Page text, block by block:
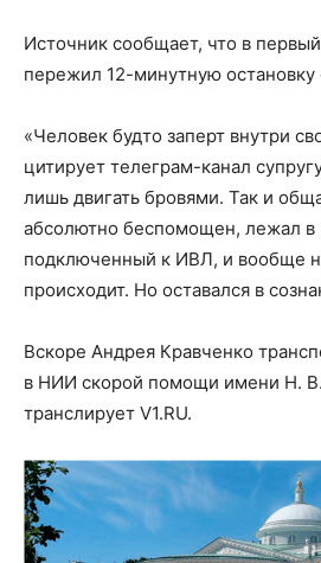
Источник сообщает, что в
пережил 12-минутную остановку
«Человек будто заперт внутри
цитирует телеграм-канал
лишь двигать бровями. Так и
абсолютно беспомощен, лежал в
подключенный к ИВЛ, и вообще
происходит. Но оставался в
Вскоре Андрея Кравченко
в НИИ скорой помощи имени Н.
транслирует V1.RU.